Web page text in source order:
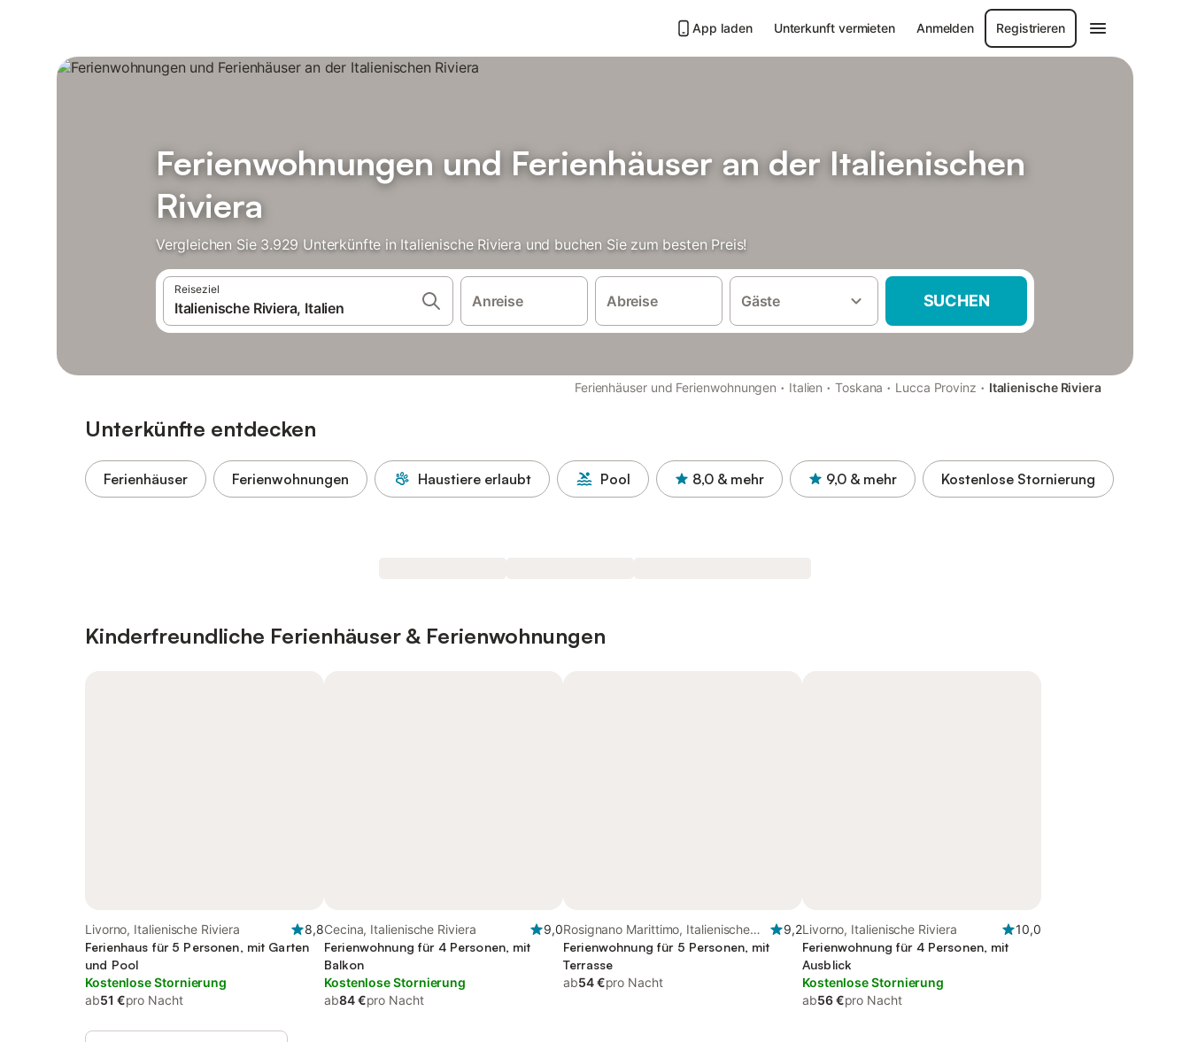
App laden Unterkunft vermieten Anmelden Registrieren
Ferienwohnungen und Ferienhäuser an der Italienischen
Riviera
Vergleichen Sie 3.929 Unterkünfte in Italienische Riviera und buchen Sie zum besten Preis!
Reiseziel
Anreise Abreise Gäste SUCHEN
Ferienhäuser und Ferienwohnungen · Italien · Toskana · Lucca Provinz · Italienische Riviera
Unterkünfte entdecken
Ferienhäuser Ferienwohnungen Haustiere erlaubt Pool 8,0 & mehr 9,0 & mehr Kostenlose Stornierung
Kinderfreundliche Ferienhäuser & Ferienwohnungen
Livorno, Italienische Riviera
8,8
Ferienhaus für 5 Personen, mit Garten
und Pool
Kostenlose Stornierung
ab51 €pro Nacht
Cecina, Italienische Riviera
9,0
Ferienwohnung für 4 Personen, mit
Balkon
Kostenlose Stornierung
ab84 €pro Nacht
Rosignano Marittimo, Italienische
Riviera
9,2
Ferienwohnung für 5 Personen, mit
Terrasse
ab54 €pro Nacht
Livorno, Italienische Riviera
10,0
Ferienwohnung für 4 Personen, mit
Ausblick
Kostenlose Stornierung
ab56 €pro Nacht